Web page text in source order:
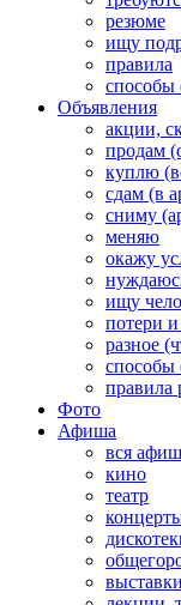
резюме
ищу
правила
способы
Объявления
акции,
продам
куплю
сдам (в
сниму
меняю
окажу
ищу
потери
разное
способы
правила
Фото
Афиша
вся
кино
театр